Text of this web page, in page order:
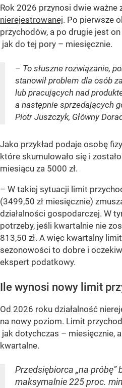
Rok 2026 przynosi dwie ważne
nierejestrowanej. Po pierwsze
przychodów, a po drugie jest
jak do tej pory – miesięcznie.
– To słuszne rozwiązanie,
stanowił problem dla osób
lub pracujących nad
a następnie sprzedających
Piotr Juszczyk, Główny
Jako przykład podaje osobę
które skumulowało się i
miesiącu za 5000 zł.
– W takiej sytuacji limit
(3499,50 zł miesięcznie)
działalności gospodarczej. W
potrzeby, jeśli kwartalnie nie
813,50 zł. A więc kwartalny
sezonowości to dobre i
ekspert podatkowy.
Ile wynosi nowy limit
Od 2026 roku działalność
na nowy poziom. Limit
jak dotychczas – miesięcznie,
kwartalne.
Przedsiębiorca „na próbę”
maksymalnie 225 proc.